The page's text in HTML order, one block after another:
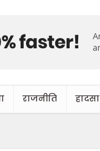
राजनीति हादसा